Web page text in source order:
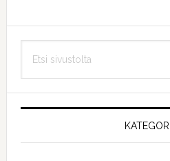
Ensisijainen
sivupalkki
sivustolta